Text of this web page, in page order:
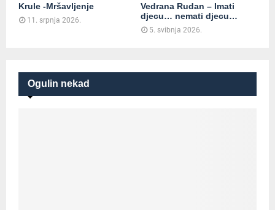
Krule -Mršavljenje
11. srpnja 2026.
Vedrana Rudan – Imati
djecu… nemati djecu…
5. svibnja 2026.
Ogulin nekad